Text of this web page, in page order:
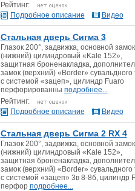
Рейтинг:
Подробное описание
Видео
Стальная дверь Сигма 3
Глазок 200°, задвижка, основной замок
(нижний) цилиндровый «Kale 152»,
защитная броненакладка,
замок (верхний) «Border» сувальдного
с системой «зацеп», цилиндр Fuaro
перфорированны подробнее...
Рейтинг:
Подробное описание
Видео
Стальная дверь Сигма 2 RX 4
Глазок 200°, задвижка, основной замок
(нижний) цилиндровый «Kale 152»,
защитная броненакладка,
замок (верхний) «Border» сувальдного
с системой «зацеп» 3в 8-8б, цилиндр
перфор подробнее...